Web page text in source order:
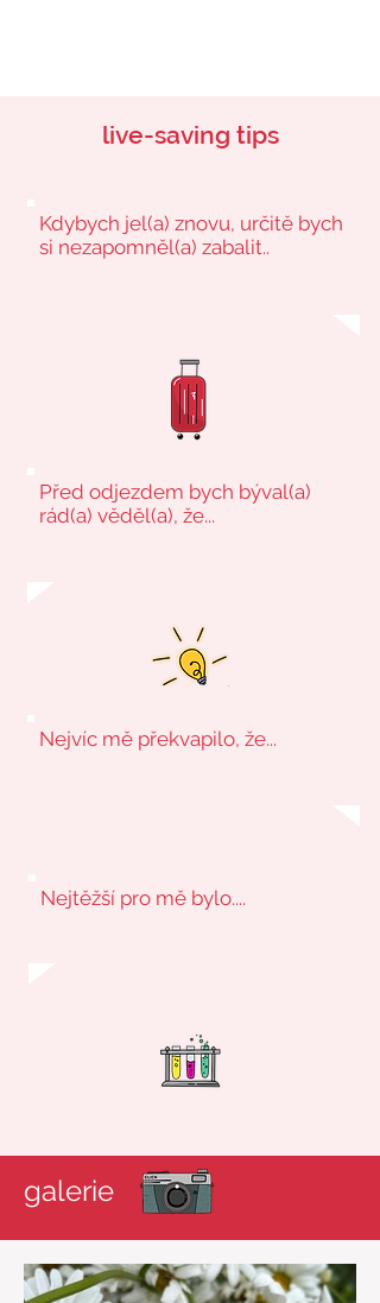
live-saving tips
Kdybych jel(a) znovu, určitě bych
si nezapomněl(a) zabalit..
Před odjezdem bych býval(a)
rád(a) věděl(a), že...
Nejvíc mě překvapilo, že...
Nejtěžší pro mě bylo....
galerie